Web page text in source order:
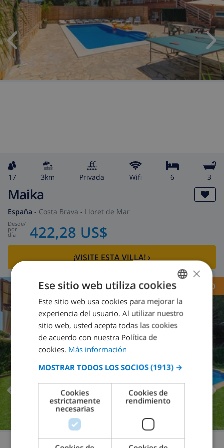
17 3km privada wifi 6 3
Maika
España - Costa Brava - Lloret de Mar
desde/
por
día 422,28 US$
¡VISITE ESTA VILLA! ›
30 OPINIONES
RECOMENDADO
SPANISH
DUTCH
FRENCH
GERMAN
CATALAN
ITALIAN
DANISH
×
Ese sitio web utiliza cookies
Este sitio web usa cookies para mejorar la
experiencia del usuario. Al utilizar nuestro
sitio web, usted acepta todas las cookies
de acuerdo con nuestra Política de
cookies. Más información
MOSTRAR TODOS LOS SOCIOS (1913) →
Cookies
estrictamente
necesarias
Cookies de
rendimiento